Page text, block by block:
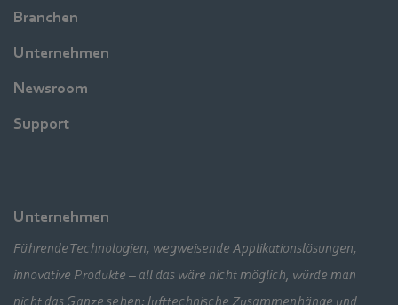
Branchen
Unternehmen
Newsroom
Support
Unternehmen
Führende Technologien, wegweisende Applikationslösungen,
innovative Produkte – all das wäre nicht möglich, würde man
nicht das Ganze sehen: lufttechnische Zusammenhänge und